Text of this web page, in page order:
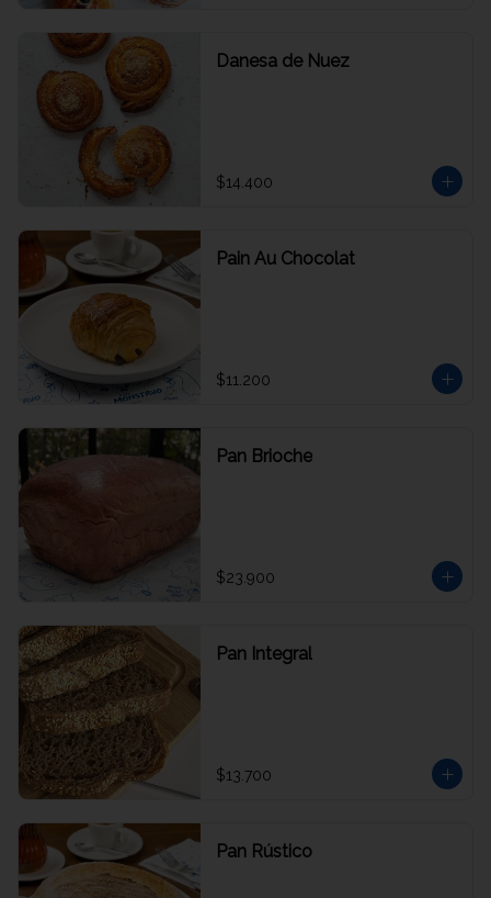
Danesa de Nuez
$14.400
Pain Au Chocolat
$11.200
Pan Brioche
$23.900
Pan Integral
$13.700
Pan Rústico